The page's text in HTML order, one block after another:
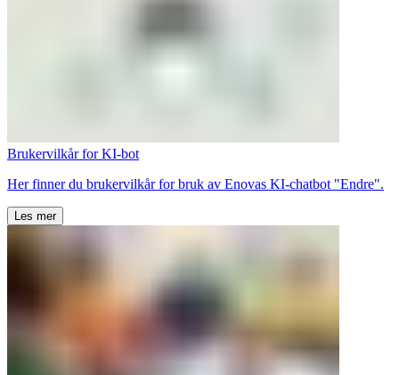
Brukervilkår for KI-bot
Her finner du brukervilkår for bruk av Enovas KI-chatbot "Endre".
Les mer